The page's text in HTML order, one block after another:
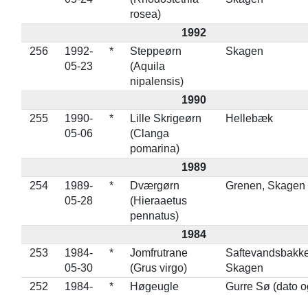
rosea)
1992
256
1992-
05-23
*
Steppeørn
(Aquila
nipalensis)
Skagen
1990
255
1990-
05-06
*
Lille Skrigeørn
(Clanga
pomarina)
Hellebæk
1989
254
1989-
05-28
*
Dværgørn
(Hieraaetus
pennatus)
Grenen, Skagen
1984
253
1984-
05-30
*
Jomfrutrane
(Grus virgo)
Skagen
252
1984-
*
Høgeugle
Gurre Sø (dato